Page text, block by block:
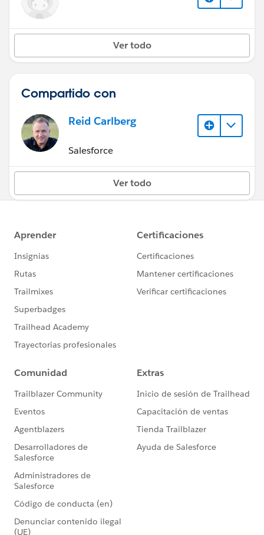
Ver todo
Compartido con
Reid Carlberg
Salesforce
Ver todo